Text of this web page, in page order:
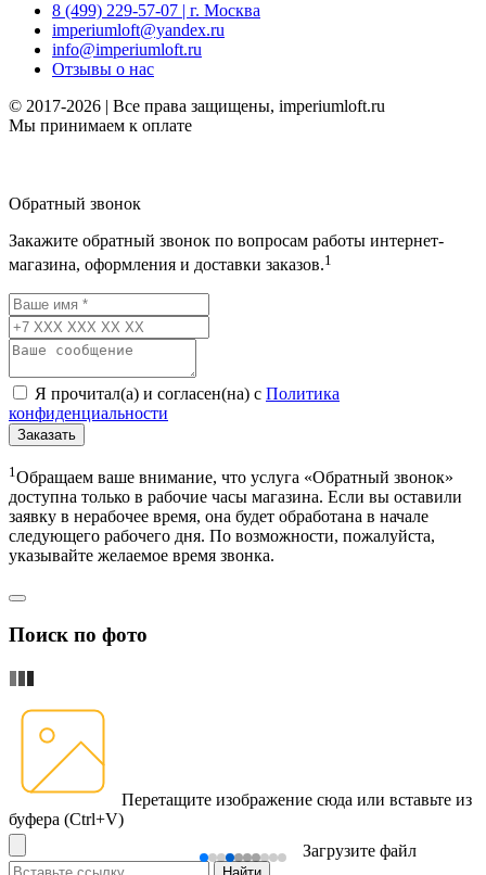
8 (499) 229-57-07 | г. Москва
imperiumloft@yandex.ru
info@imperiumloft.ru
Отзывы о нас
© 2017-2026 | Все права защищены, imperiumloft.ru
Мы принимаем к оплате
Обратный звонок
Закажите обратный звонок по вопросам работы интернет-
магазина, оформления и доставки заказов.1
Я прочитал(а) и согласен(на) с Политика
конфиденциальности
Заказать
1 Обращаем ваше внимание, что услуга «Обратный звонок»
доступна только в рабочие часы магазина. Если вы оставили
заявку в нерабочее время, она будет обработана в начале
следующего рабочего дня. По возможности, пожалуйста,
указывайте желаемое время звонка.
Поиск по фото
Перетащите изображение сюда или вставьте из
буфера (Ctrl+V)
Загрузите файл